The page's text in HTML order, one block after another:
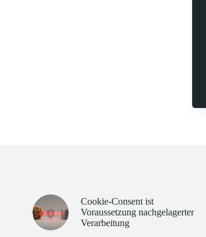
Cookie-Consent ist
Voraussetzung nachgelagerter
Verarbeitung